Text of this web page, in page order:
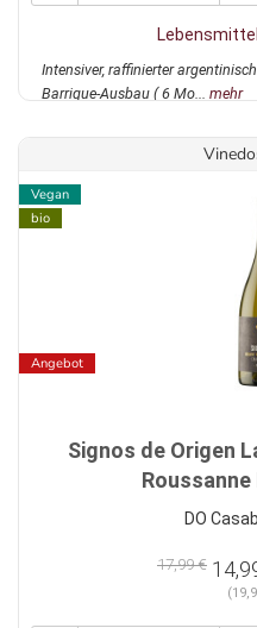
Intensiver, raffinierter
Barrique-Ausbau ( 6 Mo... mehr
Vegan
bio
Angebot
Signos de Origen
Roussanne
DO
17,99 €